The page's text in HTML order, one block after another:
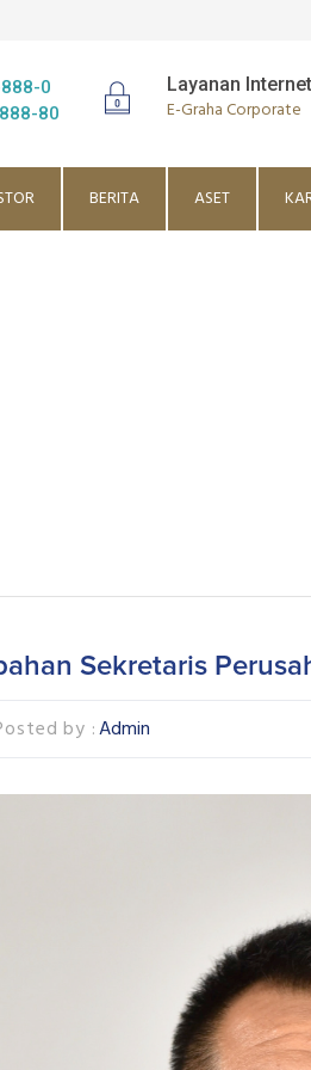
0
80
Layanan
E-Graha Corporate
BERITA ASET
Sekretaris
by :Admin